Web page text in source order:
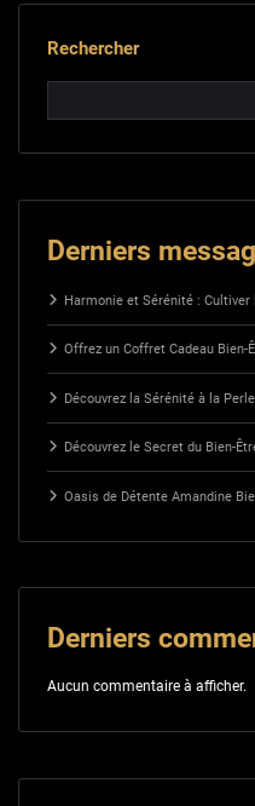
Rechercher
Derniers
Harmonie et Sérénité :
Offrez un Coffret Cadeau Bien-
Découvrez la Sérénité à la
Découvrez le Secret du Bien-
Oasis de Détente Amandine
Derniers
Aucun commentaire à afficher.